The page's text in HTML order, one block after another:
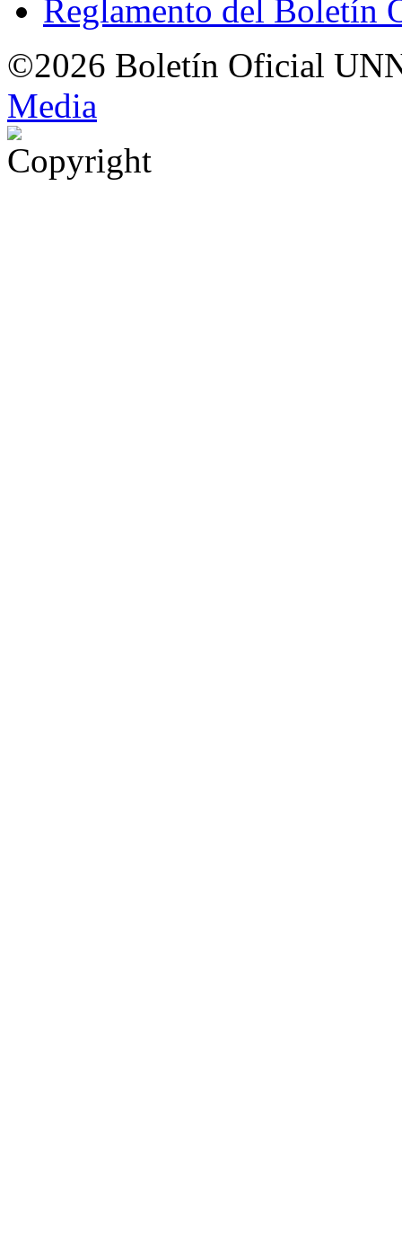
Reglamento del Boletín
©2026 Boletín Oficial
Media